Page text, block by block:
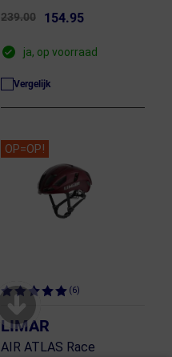
239.00 154.95
ja, op voorraad
Vergelijk
OP=OP!
(6)
LIMAR
AIR ATLAS Race